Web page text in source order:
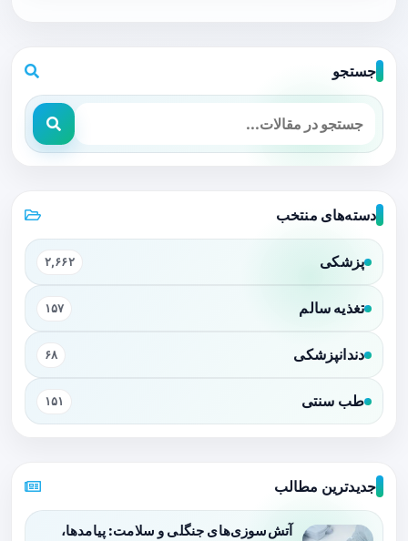
جستجو
دسته‌های منتخب
پزشکی ۲,۶۶۲
تغذیه سالم ۱۵۷
دندانپزشکی ۶۸
طب سنتی ۱۵۱
جدیدترین مطالب
آتش‌سوزی‌های جنگلی و سلامت: پیامدها،